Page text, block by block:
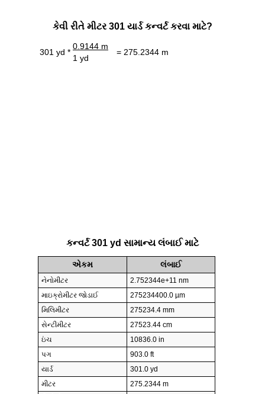
કેવી રીતે મીટર 301 યાર્ડ કન્વર્ટ કરવા માટે?
301 yd *
0.9144 m
= 275.2344 m
1 yd
કન્વર્ટ 301 yd સામાન્ય લંબાઈ માટે
એકમ લંબાઈ
નેનોમીટર
2.752344e+11 nm
માઇક્રોમીટર જોડાઈ
275234400.0 µm
મિલિમીટર
275234.4 mm
સેન્ટીમીટર
27523.44 cm
ઇંચ
10836.0 in
પગ
903.0 ft
યાર્ડ
301.0 yd
મીટર
275.2344 m